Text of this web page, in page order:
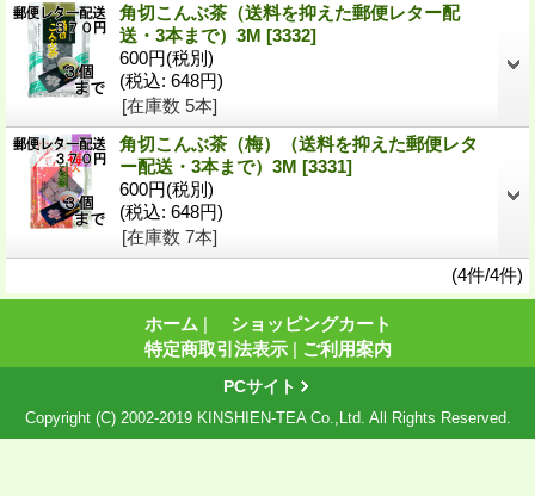
角切こんぶ茶（送料を抑えた郵便レター配
送・3本まで）3M [3332]
600円(税別)
(税込: 648円)
[在庫数 5本]
角切こんぶ茶（梅）（送料を抑えた郵便レタ
ー配送・3本まで）3M [3331]
600円(税別)
(税込: 648円)
[在庫数 7本]
(4件/4件)
ホーム |
ショッピングカート
特定商取引法表示 | ご利用案内
PCサイト
Copyright (C) 2002-2019 KINSHIEN-TEA Co.,Ltd. All Rights Reserved.